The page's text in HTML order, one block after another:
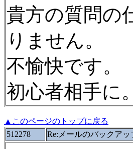
貴方の質問の
りません。
不愉快です。
初心者相手に。
▲このページのトップに戻る
512278
Re:メールのバックアッ